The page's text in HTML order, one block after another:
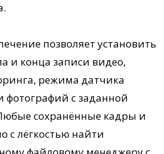
позволяет установить
и конца записи видео,
режима датчика
с заданной
сохранённые кадры и
с лёгкостью найти